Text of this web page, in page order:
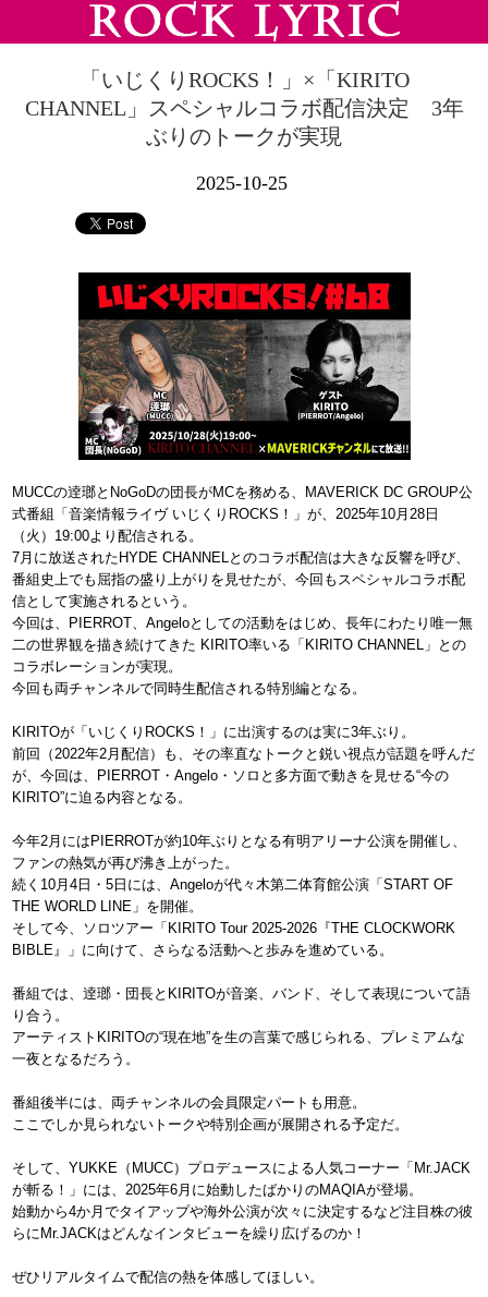
「いじくりROCKS！」×「KIRITO
CHANNEL」スペシャルコラボ配信決定 3年
ぶりのトークが実現
2025-10-25
MUCCの逹瑯とNoGoDの団長がMCを務める、MAVERICK DC GROUP公
式番組「音楽情報ライヴ いじくりROCKS！」が、2025年10月28日
（火）19:00より配信される。
7月に放送されたHYDE CHANNELとのコラボ配信は大きな反響を呼び、
番組史上でも屈指の盛り上がりを見せたが、今回もスペシャルコラボ配
信として実施されるという。
今回は、PIERROT、Angeloとしての活動をはじめ、長年にわたり唯一無
二の世界観を描き続けてきた KIRITO率いる「KIRITO CHANNEL」との
コラボレーションが実現。
今回も両チャンネルで同時生配信される特別編となる。
KIRITOが「いじくりROCKS！」に出演するのは実に3年ぶり。
前回（2022年2月配信）も、その率直なトークと鋭い視点が話題を呼んだ
が、今回は、PIERROT・Angelo・ソロと多方面で動きを見せる“今の
KIRITO”に迫る内容となる。
今年2月にはPIERROTが約10年ぶりとなる有明アリーナ公演を開催し、
ファンの熱気が再び沸き上がった。
続く10月4日・5日には、Angeloが代々木第二体育館公演「START OF
THE WORLD LINE」を開催。
そして今、ソロツアー「KIRITO Tour 2025-2026『THE CLOCKWORK
BIBLE』」に向けて、さらなる活動へと歩みを進めている。
番組では、逹瑯・団長とKIRITOが音楽、バンド、そして表現について語
り合う。
アーティストKIRITOの“現在地”を生の言葉で感じられる、プレミアムな
一夜となるだろう。
番組後半には、両チャンネルの会員限定パートも用意。
ここでしか見られないトークや特別企画が展開される予定だ。
そして、YUKKE（MUCC）プロデュースによる人気コーナー「Mr.JACK
が斬る！」には、2025年6月に始動したばかりのMAQIAが登場。
始動から4か月でタイアップや海外公演が次々に決定するなど注目株の彼
らにMr.JACKはどんなインタビューを繰り広げるのか！
ぜひリアルタイムで配信の熱を体感してほしい。